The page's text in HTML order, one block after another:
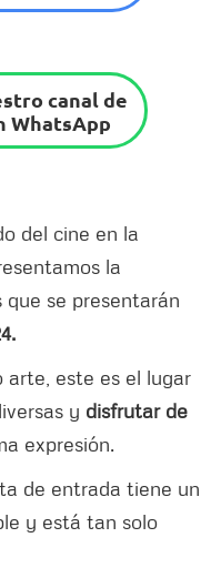
canal de
WhatsApp
del cine en la
la
que se presentarán
arte, este es el lugar
y disfrutar de
expresión.
de entrada tiene un
y está tan solo